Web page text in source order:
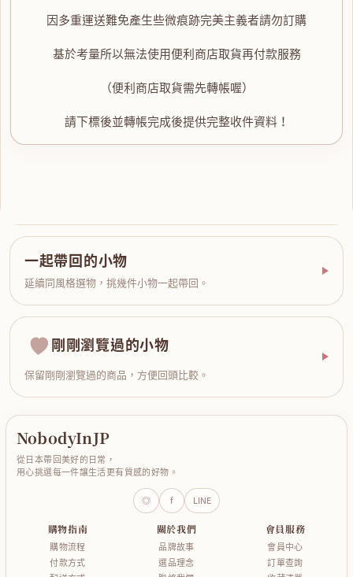
因多重運送難免產生些微痕跡完美主義者請勿訂購
基於考量所以無法使用便利商店取貨再付款服務
（便利商店取貨需先轉帳喔）
請下標後並轉帳完成後提供完整收件資料！
一起帶回的小物
延續同風格選物，挑幾件小物一起帶回。
剛剛瀏覽過的小物
保留剛剛瀏覽過的商品，方便回頭比較。
NobodyInJP
從日本帶回美好的日常，
用心挑選每一件讓生活更有質感的好物。
◎ f LINE
購物指南
購物流程
付款方式
關於我們
品牌故事
選品理念
會員服務
會員中心
訂單查詢